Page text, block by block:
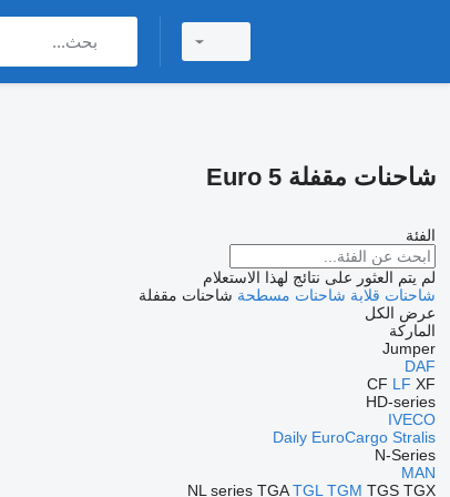
شاحنات مقفلة Euro 5
الفئة
لم يتم العثور على نتائج لهذا الاستعلام
شاحنات قلابة شاحنات مسطحة شاحنات مقفلة
عرض الكل
الماركة
Jumper
DAF
CF LF XF
HD-series
IVECO
Daily EuroCargo Stralis
N-Series
MAN
NL series TGA TGL TGM TGS TGX